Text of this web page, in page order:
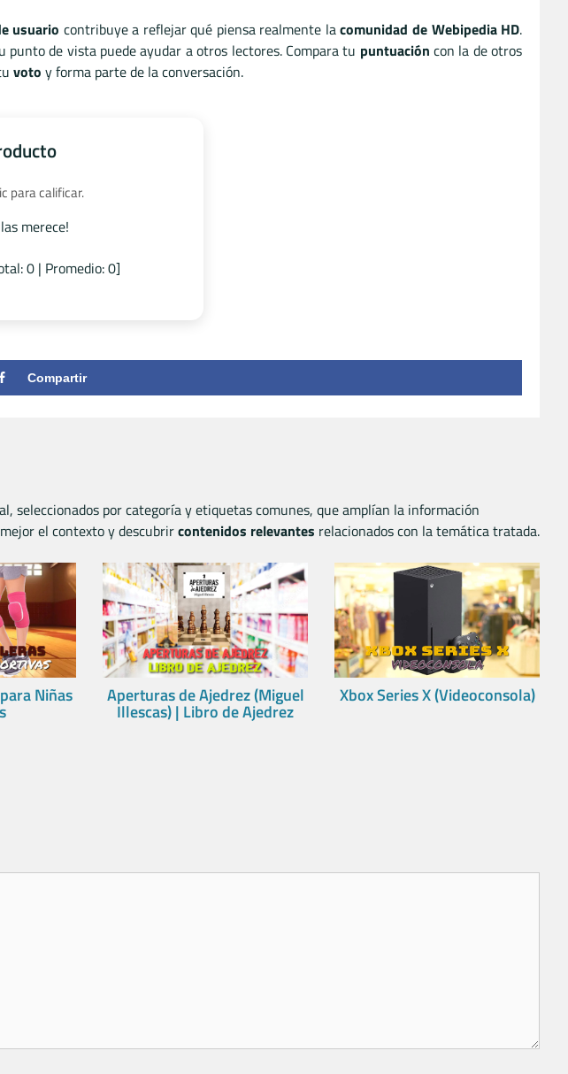
usuario contribuye a reflejar qué piensa realmente lacomunidad de Webipedia HD.
de vista puede ayudar a otros lectores. Compara tu puntuación con la de otros
voto y forma parte de la conversación.
para calificar.
merece!
0| Promedio:0]
Compartir
seleccionados por categoría y etiquetas comunes, que amplían la información
el contexto y descubrircontenidos relevantes relacionados con la temática tratada.
Niñas Aperturas de Ajedrez (Miguel
Illescas) | Libro de Ajedrez
Xbox Series X (Videoconsola)